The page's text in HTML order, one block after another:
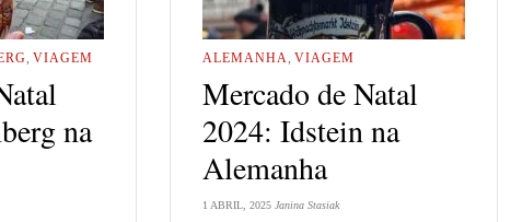
, VIAGEM
na
ALEMANHA, VIAGEM
Mercado de Natal
2024: Idstein na
Alemanha
1 ABRIL, 2025 Janina Stasiak